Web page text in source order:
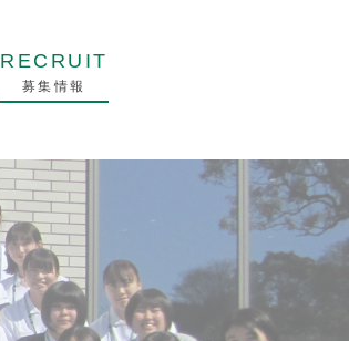
RECRUIT
募集情報